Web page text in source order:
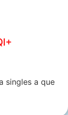
singles a que